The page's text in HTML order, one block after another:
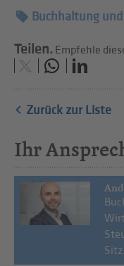
Buchhaltung
Teilen. Empfehle
Zurück zur Liste
Ihr